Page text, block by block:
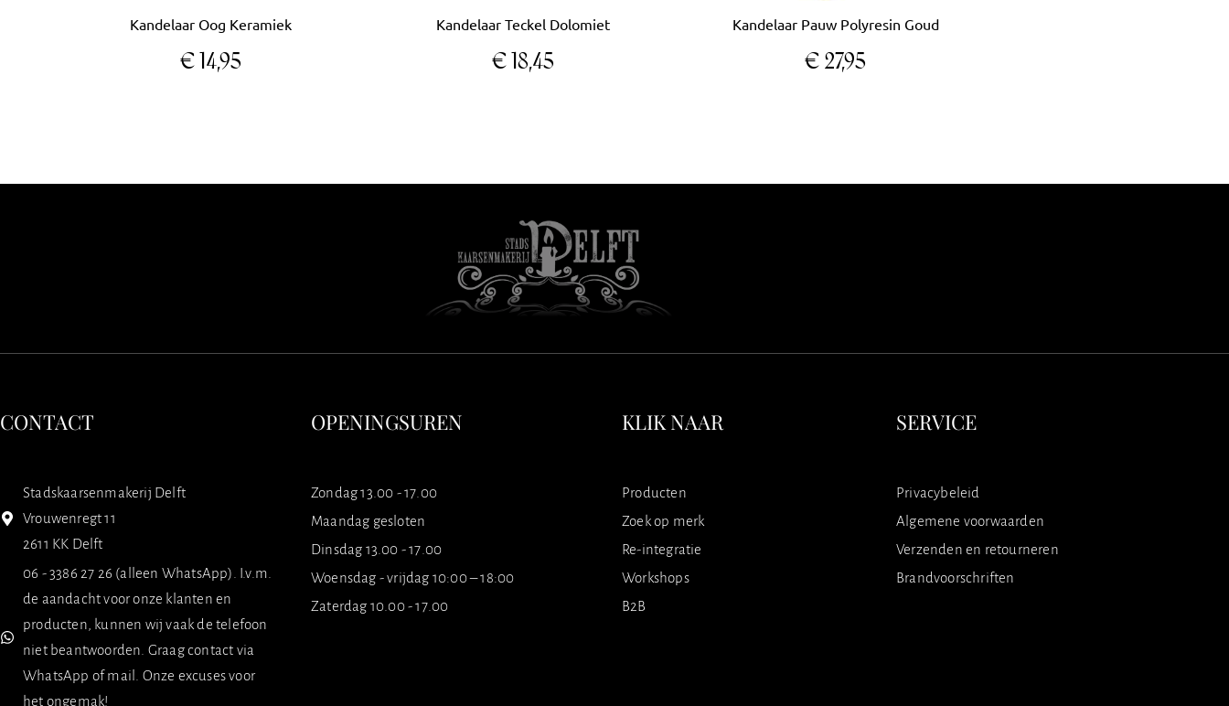
Kandelaar Oog Keramiek
€14,95
Kandelaar Teckel Dolomiet
€18,45
Kandelaar Pauw Polyresin Goud
€ 27,95
CONTACT
Stadskaarsenmakerij Delft
Vrouwenregt 11
2611 KK Delft
06 - 3386 27 26 (alleen WhatsApp). I.v.m.
de aandacht voor onze klanten en
producten, kunnen wij vaak de telefoon
niet beantwoorden. Graag contact via
WhatsApp of mail. Onze excuses voor
het ongemak!
OPENINGSUREN
Zondag 13.00 - 17.00
Maandag gesloten
Dinsdag 13.00 - 17.00
Woensdag - vrijdag 10:00 – 18:00
Zaterdag 10.00 - 17.00
KLIK NAAR
Producten
Zoek op merk
Re-integratie
Workshops
B2B
SERVICE
Privacybeleid
Algemene voorwaarden
Verzenden en retourneren
Brandvoorschriften